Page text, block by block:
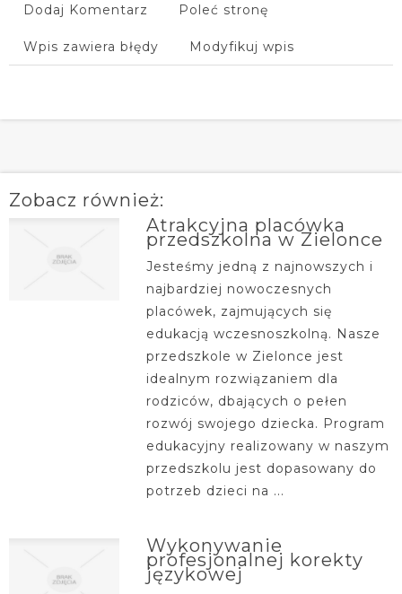
Dodaj Komentarz Poleć stronę
Wpis zawiera błędy Modyfikuj wpis
Zobacz również:
Atrakcyjna placówka
przedszkolna w Zielonce
Jesteśmy jedną z najnowszych i
najbardziej nowoczesnych
placówek, zajmujących się
edukacją wczesnoszkolną. Nasze
przedszkole w Zielonce jest
idealnym rozwiązaniem dla
rodziców, dbających o pełen
rozwój swojego dziecka. Program
edukacyjny realizowany w naszym
przedszkolu jest dopasowany do
potrzeb dzieci na ...
Wykonywanie
profesjonalnej korekty
językowej